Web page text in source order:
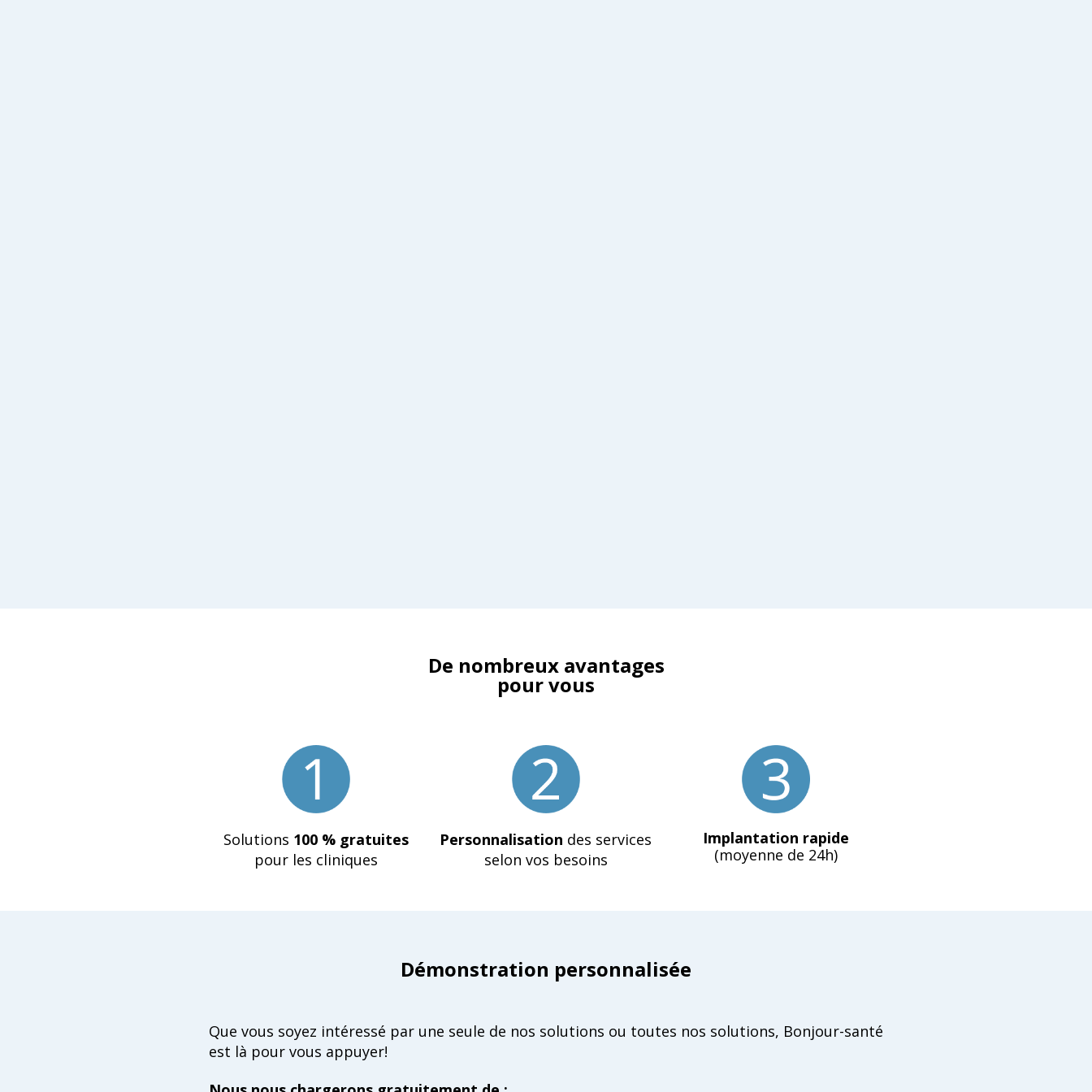
De nombreux avantages
pour vous
Solutions 100 % gratuites
pour les cliniques
Personnalisation des services
selon vos besoins
Implantation rapide
(moyenne de 24h)
Démonstration personnalisée
‍Que vous soyez intéressé par une seule de nos solutions ou toutes nos solutions, Bonjour-santé
est là pour vous appuyer!